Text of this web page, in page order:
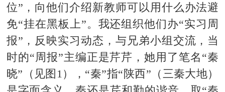
位”，向他们介绍新教师可以用什么办法避
免“挂在黑板上”。我还组织他们办“实习周
报”，反映实习动态，与兄弟小组交流，当
时的“周报”主编正是芹芹，她用了笔名“秦
晓”（见图1 ），“秦”指“陕西”（三秦大地）